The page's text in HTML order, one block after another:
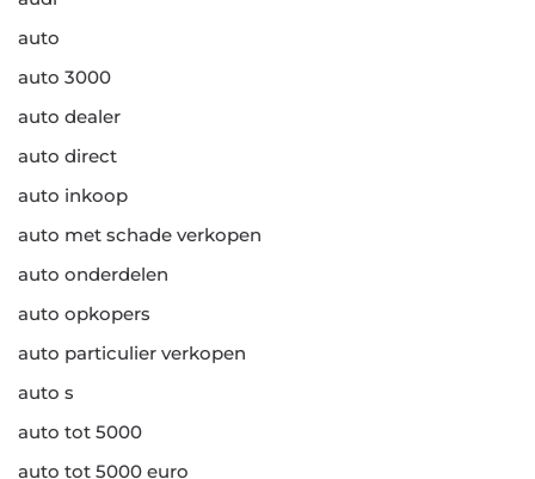
auto
auto 3000
auto dealer
auto direct
auto inkoop
auto met schade verkopen
auto onderdelen
auto opkopers
auto particulier verkopen
auto s
auto tot 5000
auto tot 5000 euro